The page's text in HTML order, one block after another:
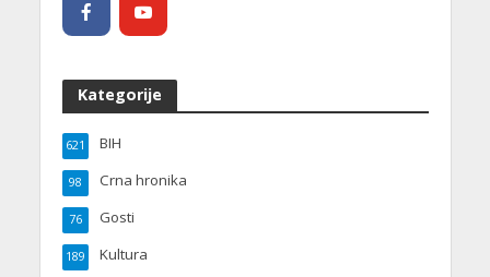
Kategorije
BIH
621
Crna hronika
98
Gosti
76
Kultura
189